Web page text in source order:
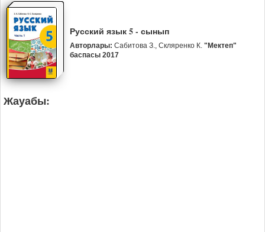
Русский язык 5 - сынып
Авторлары: Сабитова З., Скляренко К. "Мектеп"
баспасы 2017
Жауабы: